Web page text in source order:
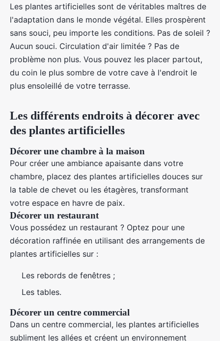
Les plantes artificielles sont de véritables maîtres de
l'adaptation dans le monde végétal. Elles prospèrent
sans souci, peu importe les conditions. Pas de soleil ?
Aucun souci. Circulation d'air limitée ? Pas de
problème non plus. Vous pouvez les placer partout,
du coin le plus sombre de votre cave à l'endroit le
plus ensoleillé de votre terrasse.
Les différents endroits à décorer avec
des plantes artificielles
Décorer une chambre à la maison
Pour créer une ambiance apaisante dans votre
chambre, placez des plantes artificielles douces sur
la table de chevet ou les étagères, transformant
votre espace en havre de paix.
Décorer un restaurant
Vous possédez un restaurant ? Optez pour une
décoration raffinée en utilisant des arrangements de
plantes artificielles sur :
Les rebords de fenêtres ;
Les tables.
Décorer un centre commercial
Dans un centre commercial, les plantes artificielles
subliment les allées et créent un environnement